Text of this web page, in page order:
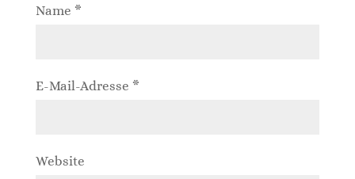
Name *
E-Mail-Adresse *
Website